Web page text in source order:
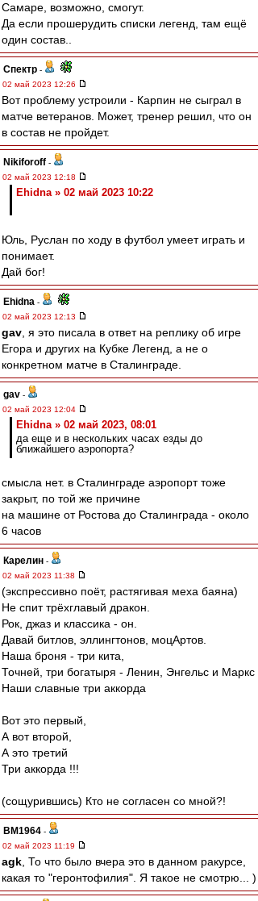
Самаре, возможно, смогут.
Да если прошерудить списки легенд, там ещё
один состав..
Спектр -
02 май 2023 12:26
Вот проблему устроили - Карпин не сыграл в
матче ветеранов. Может, тренер решил, что он
в состав не пройдет.
Nikiforoff -
02 май 2023 12:18
Ehidna » 02 май 2023 10:22
Юль, Руслан по ходу в футбол умеет играть и
понимает.
Дай бог!
Ehidna -
02 май 2023 12:13
gav , я это писала в ответ на реплику об игре
Егора и других на Кубке Легенд, а не о
конкретном матче в Сталинграде.
gav -
02 май 2023 12:04
Ehidna » 02 май 2023, 08:01
да еще и в нескольких часах езды до
ближайшего аэропорта?
смысла нет. в Сталинграде аэропорт тоже
закрыт, по той же причине
на машине от Ростова до Сталинграда - около
6 часов
Карелин -
02 май 2023 11:38
(экспрессивно поёт, растягивая меха баяна)
Не спит трёхглавый дракон.
Рок, джаз и классика - он.
Давай битлов, эллингтонов, моцАртов.
Наша броня - три кита,
Точней, три богатыря - Ленин, Энгельс и Маркс
Наши славные три аккорда
Вот это первый,
А вот второй,
А это третий
Три аккорда !!!
(сощурившись) Кто не согласен со мной?!
BM1964 -
02 май 2023 11:19
agk , То что было вчера это в данном ракурсе,
какая то "геронтофилия". Я такое не смотрю... )